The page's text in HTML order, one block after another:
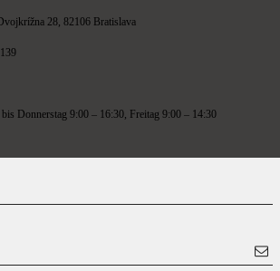
28, 82106 Bratislava
bis Donnerstag 9:00 – 16:30, Freitag 9:00 – 14:30